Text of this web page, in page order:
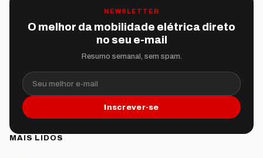
NEWSLETTER
O melhor da mobilidade elétrica direto
no seu e-mail
Resumo semanal, sem spam.
Seu melhor e-mail
Inscrever-se
MAIS LIDOS